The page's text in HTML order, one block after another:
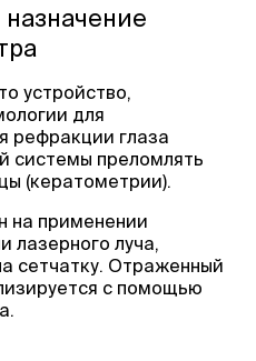
устройство,
для
рефракции глаза
системы преломлять
(кератометрии).
на применении
лазерного луча,
сетчатку. Отраженный
с помощью